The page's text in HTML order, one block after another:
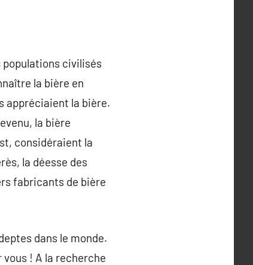
populations civilisés
la bière en
appréciaient la bière.
la bière
considéraient la
la déesse des
fabricants de bière
dans le monde.
! A la recherche